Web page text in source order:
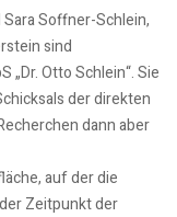
Soffner-Schlein,
sind
„Dr. Otto Schlein“. Sie
der direkten
dann aber
auf der die
Zeitpunkt der